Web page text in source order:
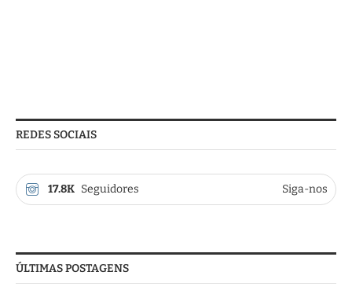
REDES SOCIAIS
17.8K Seguidores Siga-nos
ÚLTIMAS POSTAGENS